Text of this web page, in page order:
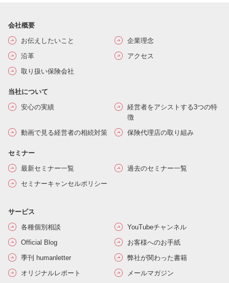
会社概要
お伝えしたいこと
企業理念
沿革
アクセス
取り扱い保険会社
当社について
安心の実績
経営者をアシストする3つの特
徴
動画で見る経営者の相続対策
保険代理店の取り組み
セミナー
最新セミナー一覧
過去のセミナー一覧
セミナーキャンセルポリシー
サービス
各種個別相談
YouTubeチャンネル
Official Blog
お客様へのお手紙
季刊 humanletter
弊社が関わった書籍
オリジナルレポート
メールマガジン